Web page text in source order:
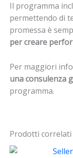
Il programma
permettendo di
promessa è
per creare
Per maggiori
una consulenza
programma.
Prodotti correlati